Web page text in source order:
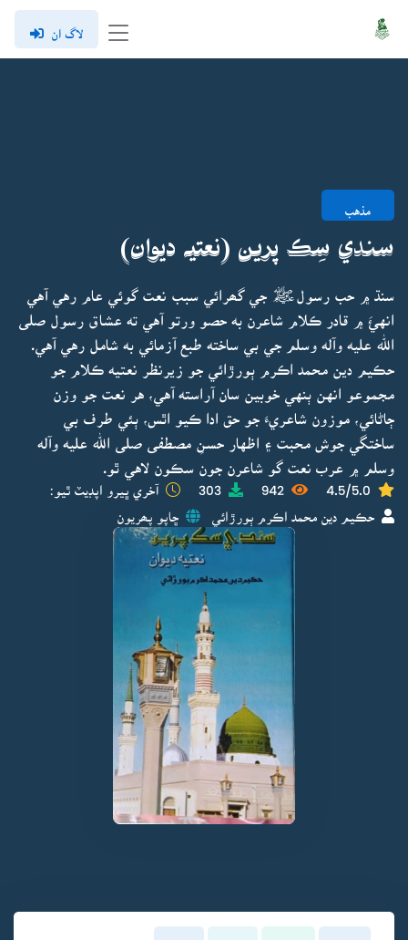
لاگ ان
مذهب
سندي سِڪ پرين (نعتيہ ديوان)
سنڌ ۾ حب رسولﷺ جي گھرائي سبب نعت گوئي عام رهي آهي
انهئَ ۾ قادر ڪلام شاعرن به حصو ورتو آهي ته عشاق رسول صلى
الله عليه وآله وسلم جي بي ساخته طبع آزمائي به شامل رهي آهي.
حڪيم دين محمد اڪرم ٻورڙائي جو زيرنظر نعتيه ڪلام جو
مجموعو انهن ٻنهي خوبين سان آراسته آهي، هر نعت جو وزن
ڄاڻائي، موزون شاعريءَ جو حق ادا ڪيو اٿس، ٻئي طرف بي
ساختگي جوش محبت ۽ اظهار حسنِ مصطفى صلى الله عليه وآله
وسلم ۾ عرب نعت گو شاعرن جون سڪون لاهي ٿو.
4.5/5.0
942
303 آخري ڀيرو اپڊيٽ ٿيو:
حڪيم دين محمد اڪرم ٻورڙائي ڇاپو پھريون